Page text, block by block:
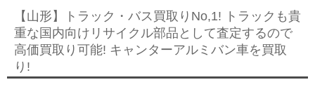
【山形】トラック・バス買取りNo,1! トラックも貴
重な国内向けリサイクル部品として査定するので
高価買取り可能! キャンターアルミバン車を買取
り!